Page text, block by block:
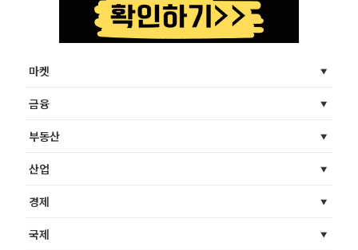
마켓
금융
부동산
산업
경제
국제